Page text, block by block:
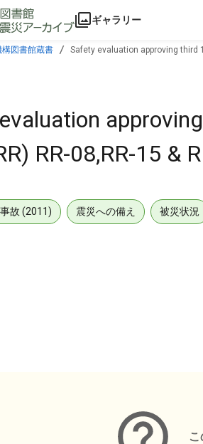
ギャラリー
構図書館蔵書 Safety evaluation approving third
RR-08,RR-15 &
故 (2011) 震災への備え 被災状況